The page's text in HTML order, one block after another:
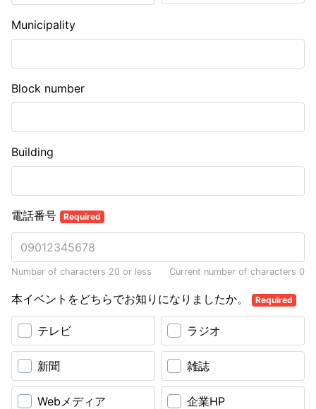
Municipality
Block number
Building
電話番号 Required
Number of characters 20 or less Current number of characters 0
本イベントをどちらでお知りになりましたか。 Required
テレビ ラジオ
新聞 雑誌
Webメディア 企業HP